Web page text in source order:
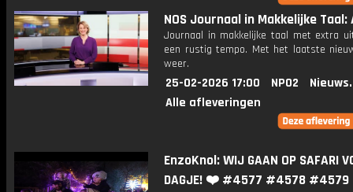
NOS Journaal in Makkelijke
Journaal in makkelijke taal met extra
een rustig tempo. Met het laatste
weer.
25-02-2026 17:00 NPO2
Alle afleveringen
EnzoKnol: WIJ GAAN OP SAFARI
DAGJE! ❤️ #4577 #4578 #4579